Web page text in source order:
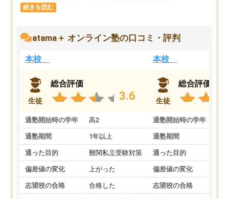
続きを読む
atama＋ オンライン塾の口コミ・評判
本校
生徒
総合評価
3.6
通塾開始時の学年 高2
通塾期間 1年以上
通った目的 難関私立受験対策
偏差値の変化 上がった
志望校の合格 合格した
本校
生徒
総合評価
通塾開始時の学年
通塾期間
通った目的
偏差値の変化
志望校の合格